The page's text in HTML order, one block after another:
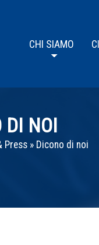
CHI SIAMO
DI NOI
Press » Dicono di noi